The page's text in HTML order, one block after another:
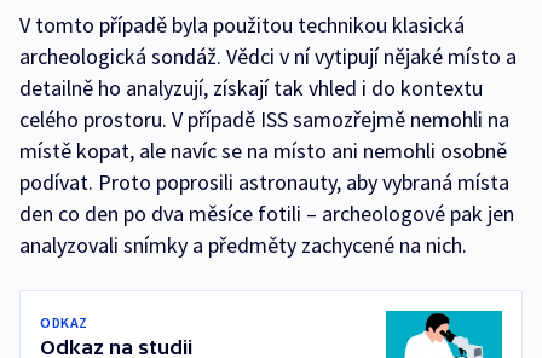
V tomto případě byla použitou technikou klasická
archeologická sondáž. Vědci v ní vytipují nějaké místo a
detailně ho analyzují, získají tak vhled i do kontextu
celého prostoru. V případě ISS samozřejmě nemohli na
místě kopat, ale navíc se na místo ani nemohli osobně
podívat. Proto poprosili astronauty, aby vybraná místa
den co den po dva měsíce fotili – archeologové pak jen
analyzovali snímky a předměty zachycené na nich.
ODKAZ
Odkaz na studii